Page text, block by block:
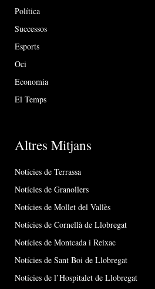
Política
Successos
Esports
Oci
Economia
El Temps
Altres Mitjans
Notícies de Terrassa
Notícies de Granollers
Notícies de Mollet del Vallès
Notícies de Cornellà de Llobregat
Notícies de Montcada i Reixac
Notícies de Sant Boi de Llobregat
Notícies de l’Hospitalet de Llobregat